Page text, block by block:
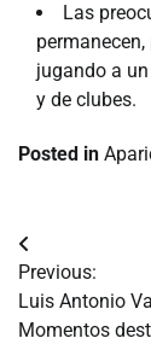
Las
jugando a
y de clubes.
Posted in
Post
navigation
Previous:
Luis Antonio
Momentos